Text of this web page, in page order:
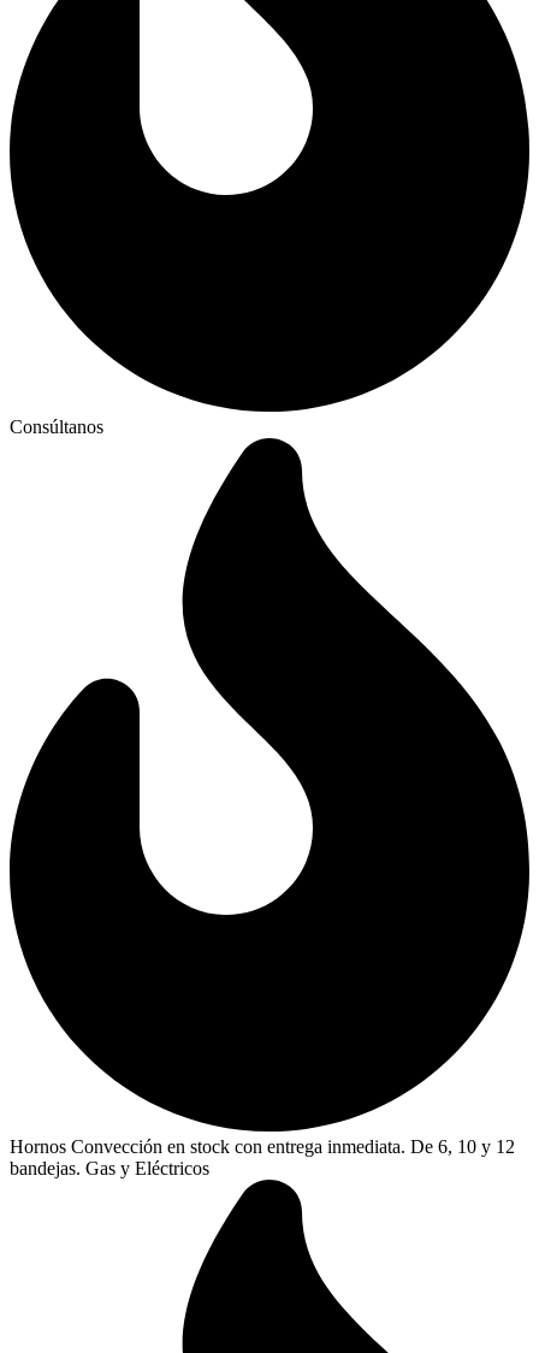
Consúltanos
Hornos Convección en stock con entrega inmediata. De 6, 10 y 12
bandejas. Gas y Eléctricos